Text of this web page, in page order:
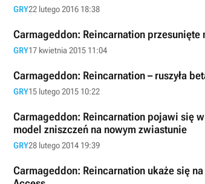
GRY22 lutego 2016 18:38
Carmageddon: Reincarnation przesunięte
GRY17 kwietnia 2015 11:04
Carmageddon: Reincarnation – ruszyła
GRY15 lutego 2015 10:22
Carmageddon: Reincarnation pojawi się
model zniszczeń na nowym zwiastunie
GRY28 lutego 2014 19:39
Carmageddon: Reincarnation ukaże się